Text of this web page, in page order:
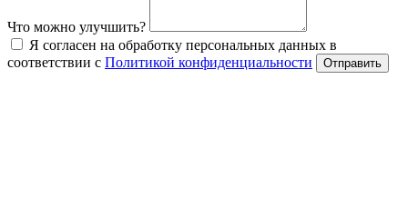
Что можно улучшить?
Я согласен на обработку персональных данных в
соответствии с Политикой конфиденциальности Отправить